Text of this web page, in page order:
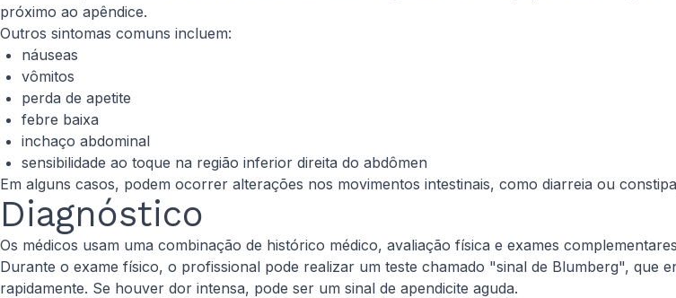
próximo ao apêndice.
Outros sintomas comuns incluem:
náuseas
vômitos
perda de apetite
febre baixa
inchaço abdominal
sensibilidade ao toque na região inferior direita do abdômen
Em alguns casos, podem ocorrer alterações nos movimentos intestinais, como diarreia ou
Diagnóstico
Os médicos usam uma combinação de histórico médico, avaliação física e exames
Durante o exame físico, o profissional pode realizar um teste chamado "sinal de Blumberg", que
rapidamente. Se houver dor intensa, pode ser um sinal de apendicite aguda.